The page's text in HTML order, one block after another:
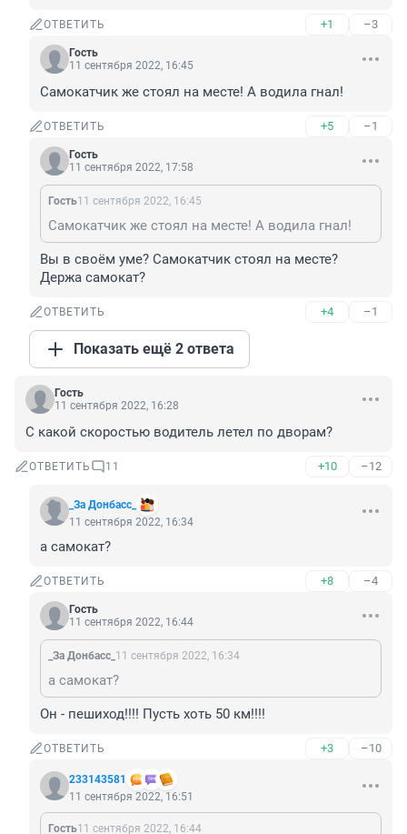
ОТВЕТИТЬ +1 –3
Гость
11 сентября 2022, 16:45
Самокатчик же стоял на месте! А водила гнал!
ОТВЕТИТЬ +5 –1
Гость
11 сентября 2022, 17:58
Гость11 сентября 2022, 16:45
Самокатчик же стоял на месте! А водила гнал!
Вы в своём уме? Самокатчик стоял на месте?
Держа самокат?
ОТВЕТИТЬ +4 –1
Показать ещё 2 ответа
Гость
11 сентября 2022, 16:28
С какой скоростью водитель летел по дворам?
ОТВЕТИТЬ 11 +10 –12
_За Донбасс_
11 сентября 2022, 16:34
а самокат?
ОТВЕТИТЬ +8 –4
Гость
11 сентября 2022, 16:44
_За Донбасс_ 11 сентября 2022, 16:34
а самокат?
Он - пешиход!!!! Пусть хоть 50 км!!!!
ОТВЕТИТЬ +3 –10
233143581
11 сентября 2022, 16:51
Гость11 сентября 2022, 16:44